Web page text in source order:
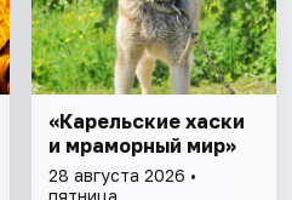
«Карельские хаски
и мраморный мир»
28 августа 2026 •